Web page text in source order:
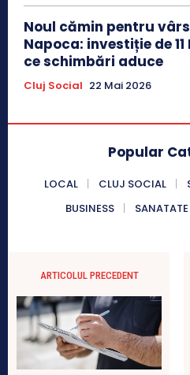
Noul cămin pentru
Napoca: investiție de 11
ce schimbări aduce
Cluj Social 22 Mai 2026
Popular
LOCAL CLUJ SOCIAL
BUSINESS
SANATATE
ARTICOLUL PRECEDENT